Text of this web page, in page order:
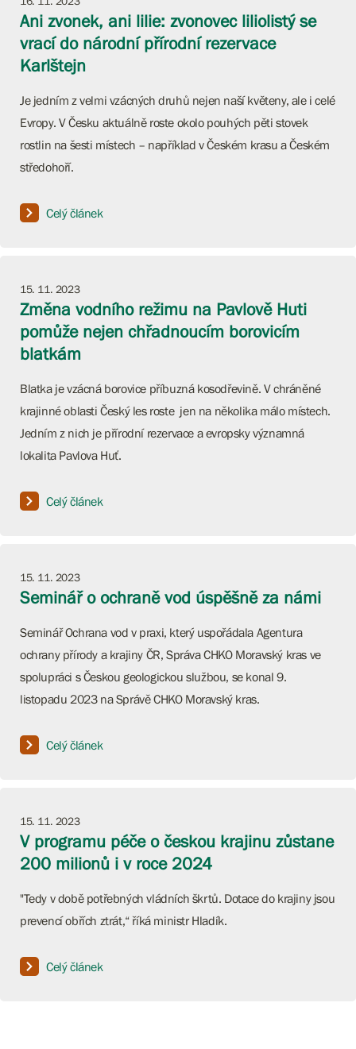
Ani zvonek, ani lilie: zvonovec liliolistý se
vrací do národní přírodní rezervace
Karlštejn
Je jedním z velmi vzácných druhů nejen naší květeny, ale i celé
Evropy. V Česku aktuálně roste okolo pouhých pěti stovek
rostlin na šesti místech – například v Českém krasu a Českém
středohoří.
Celý článek
15. 11. 2023
Změna vodního režimu na Pavlově Huti
pomůže nejen chřadnoucím borovicím
blatkám
Blatka je vzácná borovice příbuzná kosodřevině. V chráněné
krajinné oblasti Český les roste jen na několika málo místech.
Jedním z nich je přírodní rezervace a evropsky významná
lokalita Pavlova Huť.
Celý článek
15. 11. 2023
Seminář o ochraně vod úspěšně za námi
Seminář Ochrana vod v praxi, který uspořádala Agentura
ochrany přírody a krajiny ČR, Správa CHKO Moravský kras ve
spolupráci s Českou geologickou službou, se konal 9.
listopadu 2023 na Správě CHKO Moravský kras.
Celý článek
15. 11. 2023
V programu péče o českou krajinu zůstane
200 milionů i v roce 2024
"Tedy v době potřebných vládních škrtů. Dotace do krajiny jsou
prevencí obřích ztrát,“ říká ministr Hladík.
Celý článek